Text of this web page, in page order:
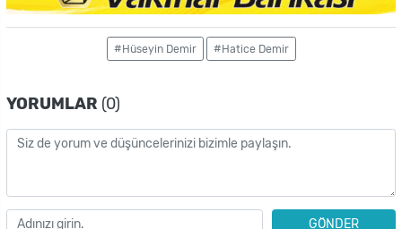
#Hüseyin Demir #Hatice Demir
YORUMLAR (0)
GÖNDER